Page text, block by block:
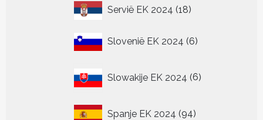
Servië EK 2024 1818
Slovenië EK 2024 66
Slowakije EK 2024 6
producten
Spanje EK 2024 9494